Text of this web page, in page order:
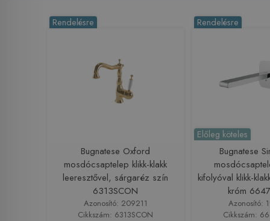
Rendelésre
Bugnatese Oxford
mosdócsaptelep klikk-klakk
leeresztővel, sárgaréz szín
6313SCON
Azonosító: 209211
Cikkszám: 6313SCON
Rendelésre
Előleg köteles
Bugnatese
kifolyóval klikk-
króm
Azonosító:
Cikkszám: